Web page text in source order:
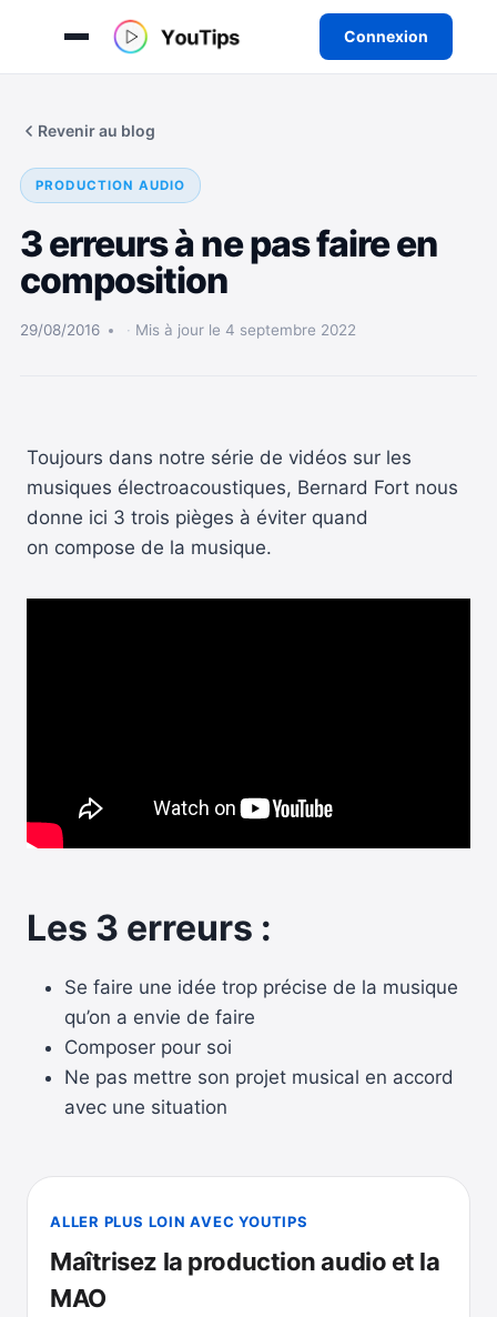
Connexion
Revenir au blog
PRODUCTION AUDIO
3 erreurs à ne pas faire en
composition
29/08/2016 Mis à jour le 4 septembre 2022
Toujours dans notre série de vidéos sur les
musiques électroacoustiques, Bernard Fort nous
donne ici 3 trois pièges à éviter quand
on compose de la musique.
Les 3 erreurs :
Se faire une idée trop précise de la musique
qu’on a envie de faire
Composer pour soi
Ne pas mettre son projet musical en accord
avec une situation
ALLER PLUS LOIN AVEC YOUTIPS
Maîtrisez la production audio et la
MAO